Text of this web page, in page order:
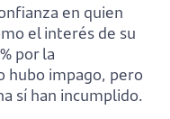
en quien
el interés de su
por la
hubo impago, pero
sí han incumplido.